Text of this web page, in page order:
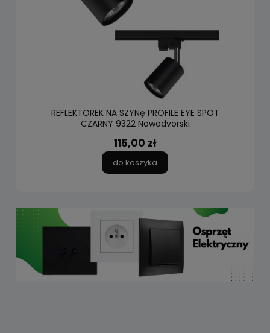
REFLEKTOREK NA SZYNę PROFILE EYE SPOT
CZARNY 9322 Nowodvorski
115,00 zł
do koszyka